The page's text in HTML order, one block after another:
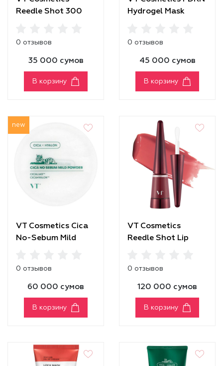
Reedle Shot 300
0 отзывов
35 000 сумов
В корзину
Hydrogel Mask
0 отзывов
45 000 сумов
В корзину
new
VT Cosmetics Cica
No-Sebum Mild
0 отзывов
60 000 сумов
В корзину
VT Cosmetics
Reedle Shot Lip
0 отзывов
120 000 сумов
В корзину